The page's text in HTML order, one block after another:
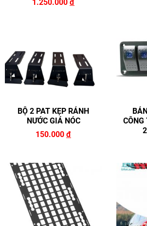
1.250.000 đ
BỘ 2 PAT KẸP RẢNH
NƯỚC GIÁ NÓC
150.000 đ
CÔNG